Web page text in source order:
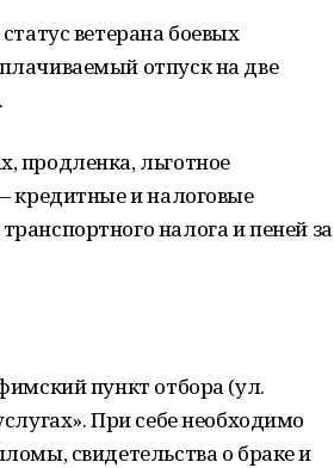
ветерана боевых
отпуск на две
продленка, льготное
кредитные и налоговые
налога и пеней за
пункт отбора (ул.
При себе необходимо
свидетельства о браке и